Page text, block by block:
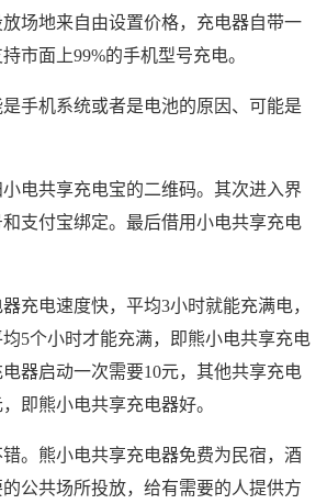
场地来自由设置价格，充电器自带一
市面上99%的手机型号充电。
手机系统或者是电池的原因、可能是
电共享充电宝的二维码。其次进入界
支付宝绑定。最后借用小电共享充电
充电速度快，平均3小时就能充满电，
5个小时才能充满，即熊小电共享充电
器启动一次需要10元，其他共享充电
即熊小电共享充电器好。
。熊小电共享充电器免费为民宿，酒
公共场所投放，给有需要的人提供方